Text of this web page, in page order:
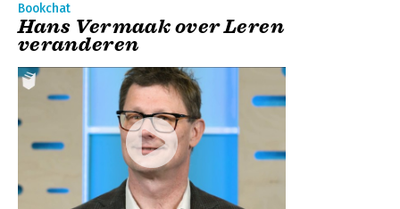
Bookchat
Hans Vermaak over Leren
veranderen